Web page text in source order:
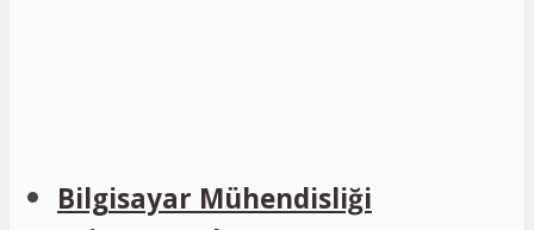
Bilgisayar Mühendisliği